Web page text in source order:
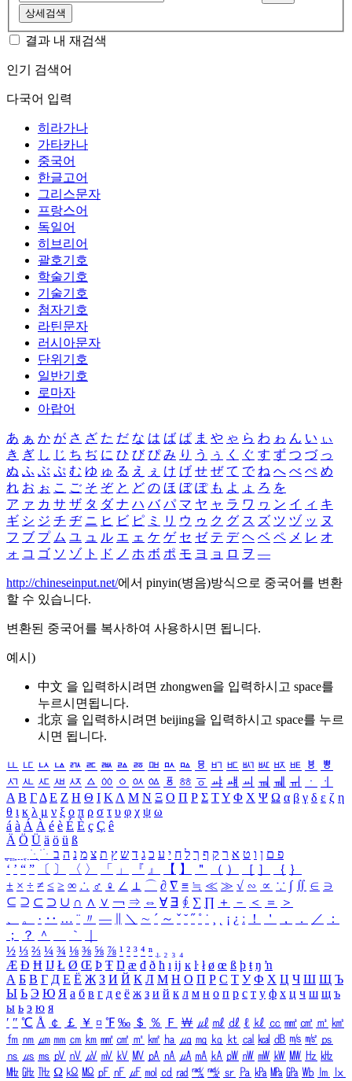
상세검색
결과 내 재검색
인기 검색어
다국어 입력
히라가나
가타카나
중국어
한글고어
그리스문자
프랑스어
독일어
히브리어
괄호기호
학술기호
기술기호
첨자기호
라틴문자
러시아문자
단위기호
일반기호
로마자
아랍어
あ ぁ か が さ ざ た だ な は ば ぱ ま や ゃ ら わ ゎ ん い ぃ
き ぎ し じ ち ぢ に ひ び ぴ み り う ぅ く ぐ す ず つ づ っ
ぬ ふ ぶ ぷ む ゆ ゅ る え ぇ け げ せ ぜ て で ね へ べ ぺ め
れ お ぉ こ ご そ ぞ と ど の ほ ぼ ぽ も よ ょ ろ を
ア ァ カ サ ザ タ ダ ナ ハ バ パ マ ヤ ャ ラ ワ ヮ ン イ ィ キ
ギ シ ジ チ ヂ ニ ヒ ビ ピ ミ リ ウ ゥ ク グ ス ズ ツ ヅ ッ ヌ
フ ブ プ ム ユ ュ ル エ ェ ケ ゲ セ ゼ テ デ ヘ ベ ペ メ レ オ
ォ コ ゴ ソ ゾ ト ド ノ ホ ボ ポ モ ヨ ョ ロ ヲ ―
http://chineseinput.net/에서 pinyin(병음)방식으로 중국어를 변환
할 수 있습니다.
변환된 중국어를 복사하여 사용하시면 됩니다.
예시)
中文 을 입력하시려면 zhongwen을 입력하시고 space를
누르시면됩니다.
北京 을 입력하시려면 beijing을 입력하시고 space를 누르
시면 됩니다.
ㅥ ㅦ ㅧ ㅨ ㅩ ㅪ ㅫ ㅬ ㅭ ㅮ ㅯ ㅰ ㅱ ㅲ ㅳ ㅴ ㅵ ㅶ ㅷ ㅸ
ㅹ
ㅺ ㅻ ㅼ ㅽ ㅾ ㅿ ㆀ ㆁ ㆂ ㆃ ㆄ ㆅ ㆆ ㆇ ㆈ ㆉ ㆊ ㆋ ㆌ ㆍ
ㆎ
Α Β ΓΔ Ε Ζ Η Θ Ι ΚΛ Μ Ν Ξ Ο Π Ρ Σ ΤΥ Φ Χ Ψ Ω α β γ δ ε ζ η
θ ι κ λ μ ν ξ ο π ρ σ τ υ φ χ ψ ω
á à Á À é è É È ç Ç ê
Ä Ö Ü ä ö ü ß
ִֶֹ ֻּ ׁׂ פ ם ן ו ט א ר ק ף ך ל ח י ע כ ג ד ש ץ ת צ מ נ ה ב
‘ ’ “ ” 〔 〕 〈 〉 「 」 『 』 【 】 ＂ （ ） ［ ］ ｛ ｝
± × ÷ ≠ ≤ ≥ ∞ ∴ ♂ ♀ ∠ ⊥ ⌒ ∂ ∇ ≡ ≒ ≪ ≫ √ ∽ ∝ ∵ ∫ ∬ ∈ ∋
⊆ ⊇ ⊂ ⊃ ∪ ∩ ∧ ∨ ￢ ⇒ ⇔ ∀ ∃ ∮ ∑ ∏ ＋ － ＜ ＝
＞
、
。 · ‥ … ¨ 〃 ― ＼ ∼ ´ ～ ˇ ˘ ˝ ˚ ˙ ¸ ¡ ¿ ː ！ ＇ ， ． ／
：
；
？ ＾ ｀
½ ⅓ ⅔ ¼ ¾ ⅛ ⅜ ⅝ ⅞ ¹ ² ³ ⁴ ⁿ ₁ ₂ ₃ ₄
Æ Ð Ħ Ĳ Ł Ø Œ Þ Ŧ Ŋ æ đ ð ħ ı ĳ ĸ ŀ ł ø œ ß þ ŧ ŋ ŉ
А Б В Г Д Е Ё Ж З И Й К Л М Н О П Р С Т У Ф Х Ц Ч Ш Щ Ъ
Ы Ь Э Ю Я а б в г д е ё ж з и й к л м н о п р с т у ф х ц ч ш щ ъ
ы ь э ю я
′ ″ ℃ Å ￠ ￡ ￥ ¤ ℉ ‰ ＄ ％ Ｆ ￦ ㎕ ㎖ ㎗ ℓ ㎘ ㏄ ㎣ ㎤ ㎥ ㎦
㎙ ㎚ ㎛ ㎜ ㎝ ㎞ ㎟ ㎠ ㎡ ㎢ ㏊ ㎍ ㎎ ㎏ ㏏ ㎈ ㎉ ㏈ ㎧ ㎨ ㎰
㎱ ㎲ ㎳ ㎴ ㎵ ㎶ ㎷ ㎸ ㎹ ㎀ ㎁ ㎂ ㎃ ㎄ ㎺ ㎻ ㎽ ㎾ ㎿ ㎐ ㎑
㎒ ㎓ ㎔ Ω ㏀ ㏁ ㎊ ㎋ ㎌ ㏖ ㏅ ㎭ ㎮ ㎯ ㏛ ㎩ ㎪ ㎫ ㎬ ㏝ ㏐
㏓